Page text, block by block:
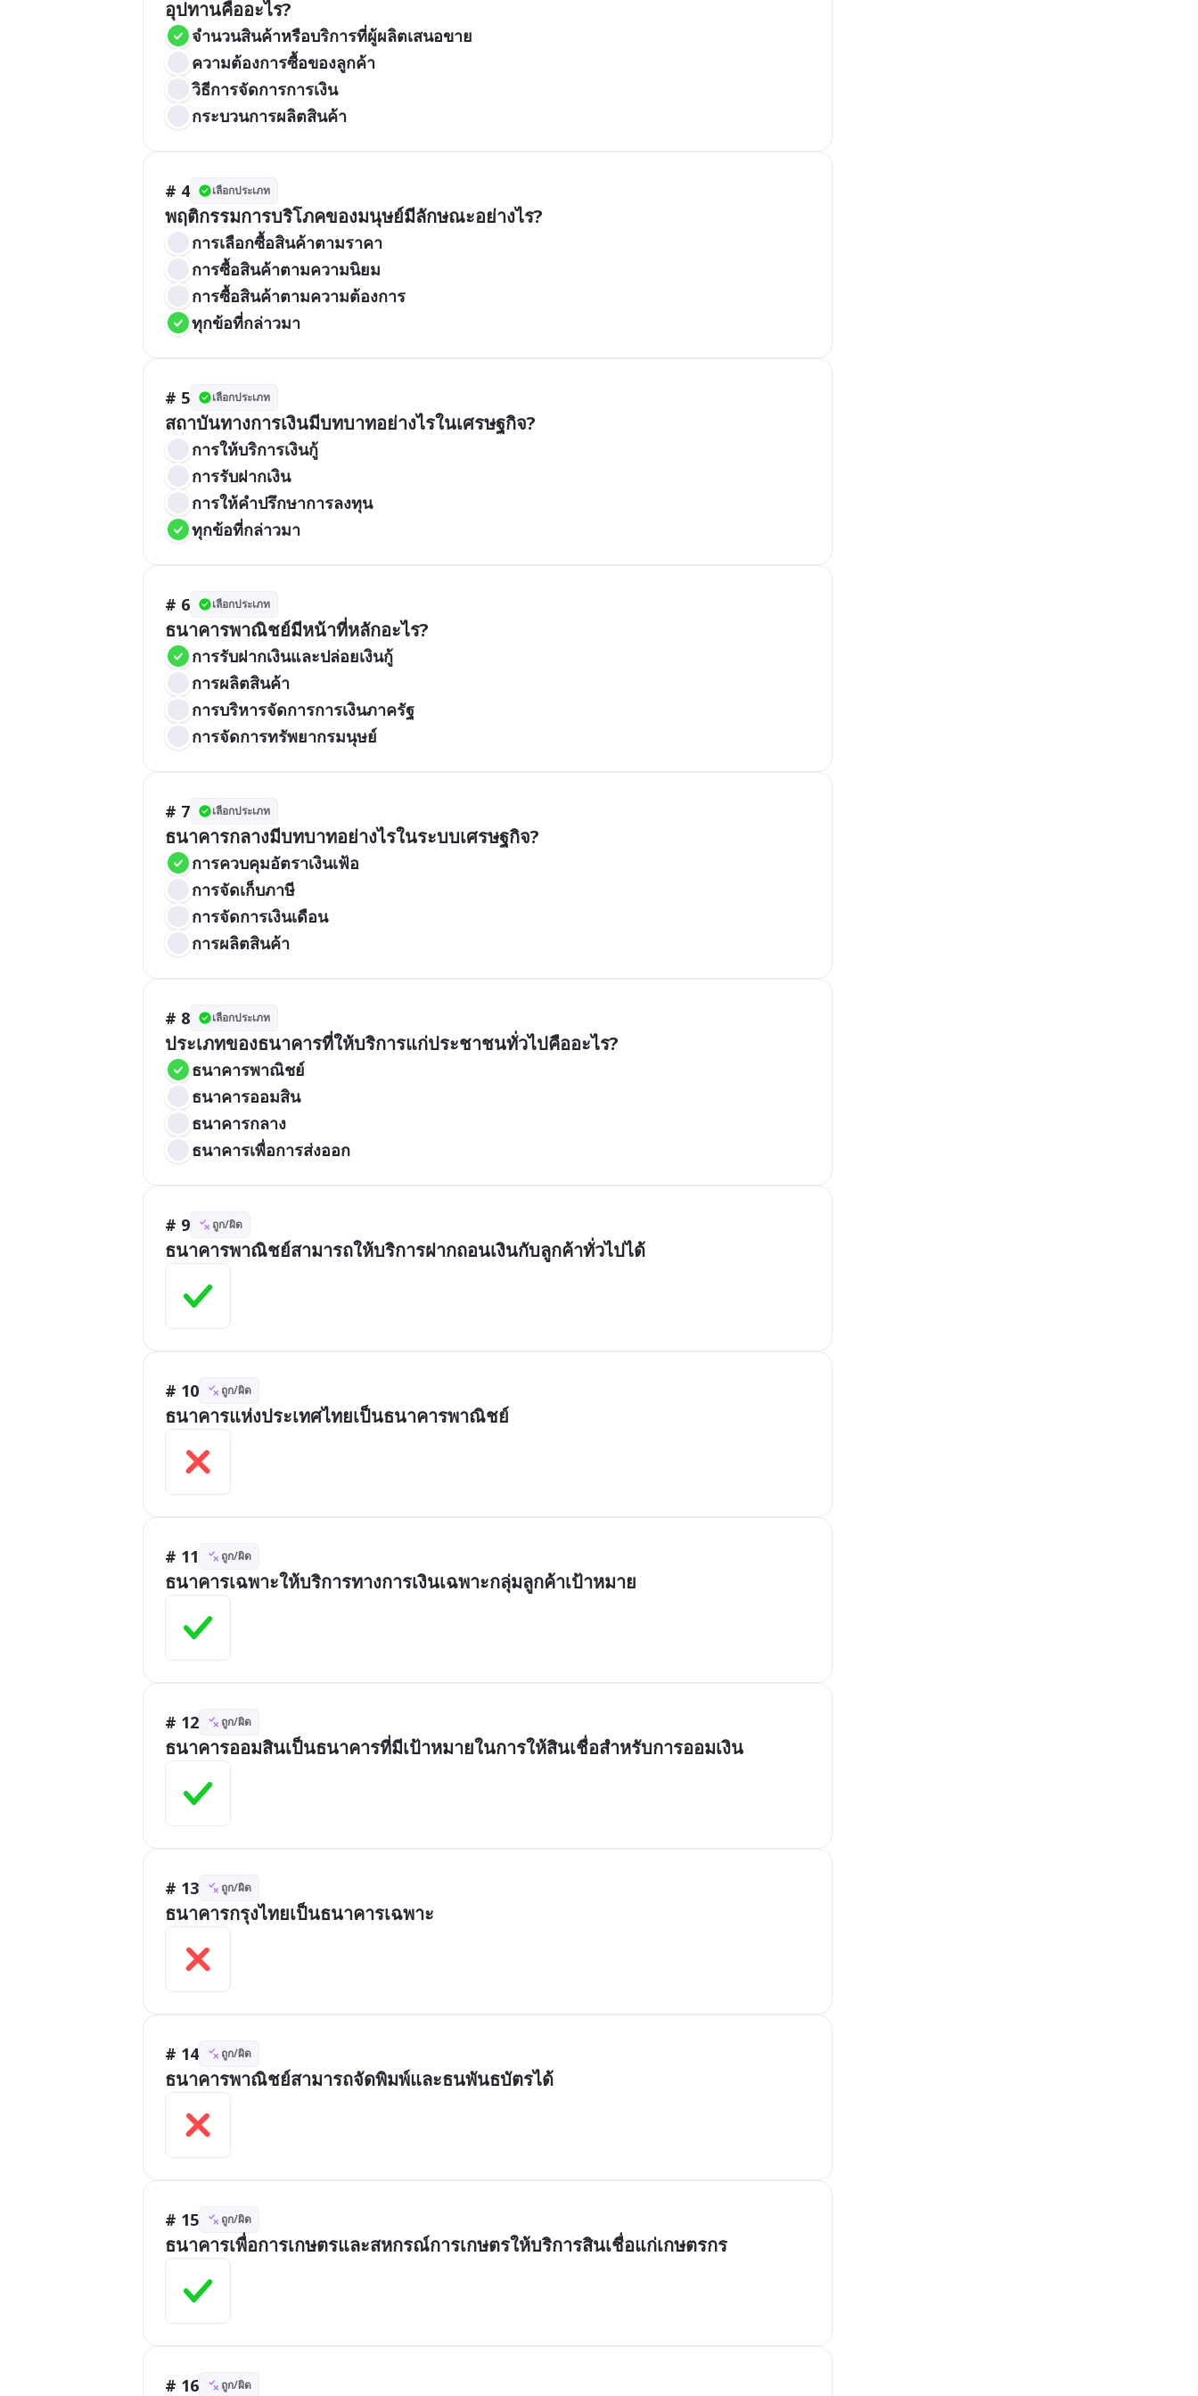
อุปทานคืออะไร?
จำนวนสินค้าหรือบริการที่ผู้ผลิตเสนอขาย
ความต้องการซื้อของลูกค้า
วิธีการจัดการการเงิน
กระบวนการผลิตสินค้า
# 4 เลือกประเภท
พฤติกรรมการบริโภคของมนุษย์มีลักษณะอย่างไร?
การเลือกซื้อสินค้าตามราคา
การซื้อสินค้าตามความนิยม
การซื้อสินค้าตามความต้องการ
ทุกข้อที่กล่าวมา
# 5 เลือกประเภท
สถาบันทางการเงินมีบทบาทอย่างไรในเศรษฐกิจ?
การให้บริการเงินกู้
การรับฝากเงิน
การให้คำปรึกษาการลงทุน
ทุกข้อที่กล่าวมา
# 6 เลือกประเภท
ธนาคารพาณิชย์มีหน้าที่หลักอะไร?
การรับฝากเงินและปล่อยเงินกู้
การผลิตสินค้า
การบริหารจัดการการเงินภาครัฐ
การจัดการทรัพยากรมนุษย์
# 7 เลือกประเภท
ธนาคารกลางมีบทบาทอย่างไรในระบบเศรษฐกิจ?
การควบคุมอัตราเงินเฟ้อ
การจัดเก็บภาษี
การจัดการเงินเดือน
การผลิตสินค้า
# 8 เลือกประเภท
ประเภทของธนาคารที่ให้บริการแก่ประชาชนทั่วไปคืออะไร?
ธนาคารพาณิชย์
ธนาคารออมสิน
ธนาคารกลาง
ธนาคารเพื่อการส่งออก
# 9 ถูก/ผิด
ธนาคารพาณิชย์สามารถให้บริการฝากถอนเงินกับลูกค้าทั่วไปได้
# 10 ถูก/ผิด
ธนาคารแห่งประเทศไทยเป็นธนาคารพาณิชย์
# 11 ถูก/ผิด
ธนาคารเฉพาะให้บริการทางการเงินเฉพาะกลุ่มลูกค้าเป้าหมาย
# 12 ถูก/ผิด
ธนาคารออมสินเป็นธนาคารที่มีเป้าหมายในการให้สินเชื่อสำหรับการออมเงิน
# 13 ถูก/ผิด
ธนาคารกรุงไทยเป็นธนาคารเฉพาะ
# 14 ถูก/ผิด
ธนาคารพาณิชย์สามารถจัดพิมพ์และธนพันธบัตรได้
# 15 ถูก/ผิด
ธนาคารเพื่อการเกษตรและสหกรณ์การเกษตรให้บริการสินเชื่อแก่เกษตรกร
# 16 ถูก/ผิด